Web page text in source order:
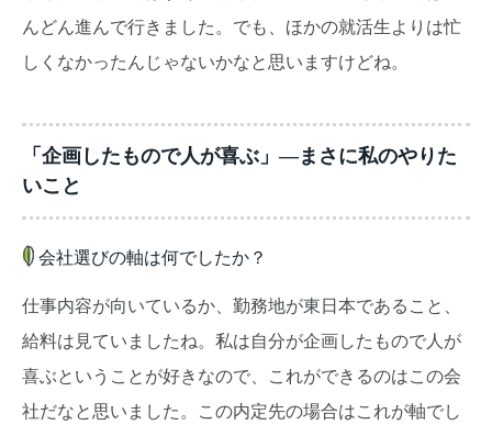
んどん進んで行きました。でも、ほかの就活生よりは忙
しくなかったんじゃないかなと思いますけどね。
「企画したもので人が喜ぶ」―まさに私のやりた
いこと
会社選びの軸は何でしたか？
仕事内容が向いているか、勤務地が東日本であること、
給料は見ていましたね。私は自分が企画したもので人が
喜ぶということが好きなので、これができるのはこの会
社だなと思いました。この内定先の場合はこれが軸でし